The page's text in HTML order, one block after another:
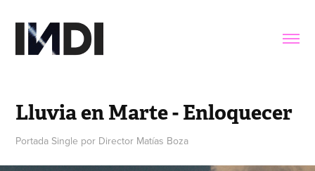
Lluvia en Marte - Enloquecer
Portada Single por Director Matías Boza